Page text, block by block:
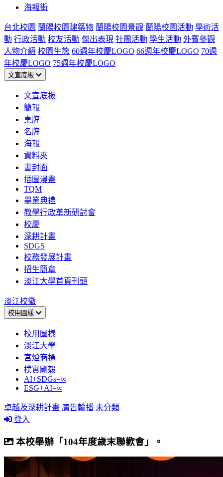
海報街
台北校園 蘭陽校園建築物 蘭陽校園景觀 蘭陽校園活動 學術活
動 行政活動 校友活動 傑出表現 社團活動 學生活動 外賓參觀
人物介紹 校園生態 60週年校慶LOGO 66週年校慶LOGO 70週
年校慶LOGO 75週年校慶LOGO
文宣底板
文宣底板
簡報
桌牌
名牌
海報
資料夾
書封面
插圖漫畫
TQM
畢業典禮
教學行政革新研討會
校慶
深耕計畫
SDGS
校務發展計畫
招生簡章
淡江大學首頁刊頭
淡江校徽
校用圖樣
校用圖樣
淡江大學
宮燈商標
樸實剛毅
AI+SDGs=∞
ESG+AI=∞
卓越及深耕計畫 廣告輪播 未分類
登入
本校舉辦「104年度歲末聯歡會」。